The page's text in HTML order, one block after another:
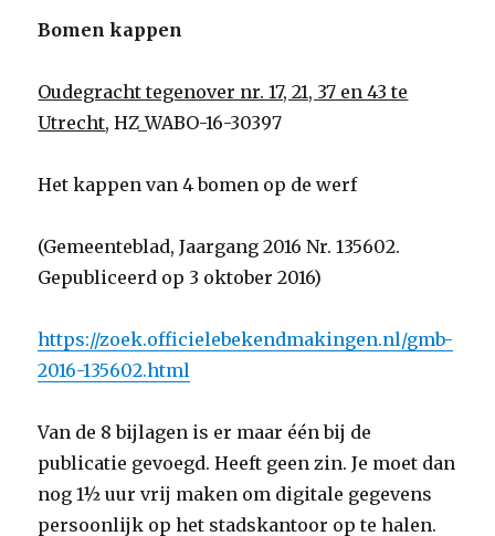
Bomen kappen
Oudegracht tegenover nr. 17, 21, 37 en 43 te
Utrecht, HZ_WABO-16-30397
Het kappen van 4 bomen op de werf
(Gemeenteblad, Jaargang 2016 Nr. 135602.
Gepubliceerd op 3 oktober 2016)
https://zoek.officielebekendmakingen.nl/gmb-
2016-135602.html
Van de 8 bijlagen is er maar één bij de
publicatie gevoegd. Heeft geen zin. Je moet dan
nog 1½ uur vrij maken om digitale gegevens
persoonlijk op het stadskantoor op te halen.